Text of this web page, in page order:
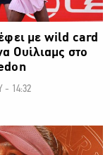
με wild card
Ουίλιαμς στο
- 14:32
ΑΛΛΑ ΣΠΟΡ